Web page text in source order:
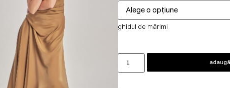
ghidul de mărimi